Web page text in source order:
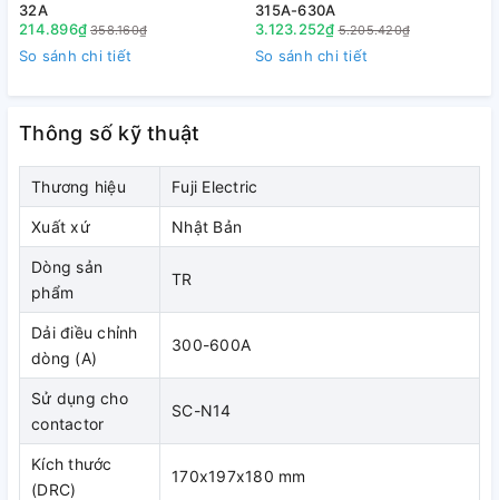
1.2. Diễn giải mã hàng
1.3. Kích thước
32A
214.896₫ 358.160₫
So sánh chi tiết
315A-630A
3.123.252₫ 5.205.420₫
So sánh chi tiết
Thông số kỹ thuật
Thương hiệu Fuji Electric
Xuất xứ Nhật Bản
Dòng sản
phẩm
TR
Dải điều chỉnh
dòng (A)
300-600A
Sử dụng cho
contactor
SC-N14
Kích thước
(DRC)
170x197x180 mm